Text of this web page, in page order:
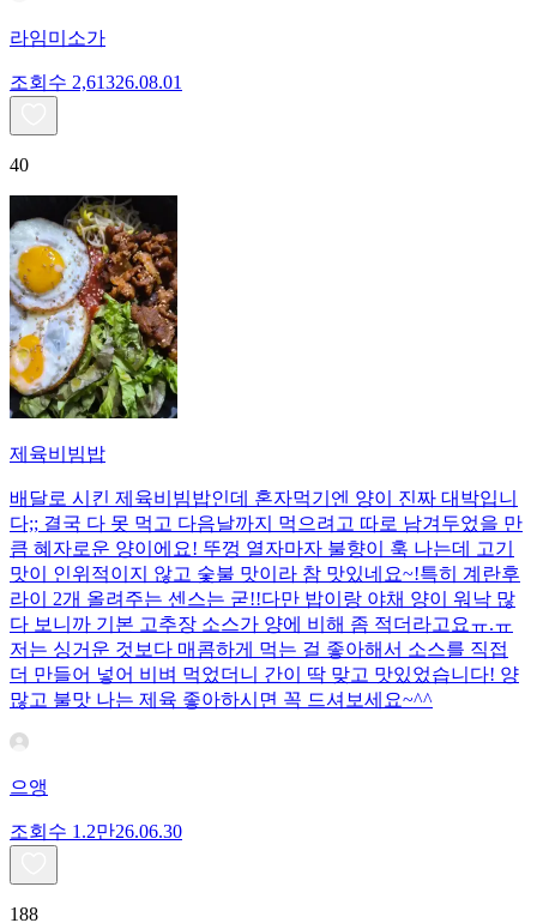
라임미소가
조회수 2,61326.08.01
40
제육비빔밥
배달로 시킨 제육비빔밥인데 혼자먹기엔 양이 진짜 대박입니
다;; 결국 다 못 먹고 다음날까지 먹으려고 따로 남겨두었을 만
큼 혜자로운 양이에요! 뚜껑 열자마자 불향이 훅 나는데 고기
맛이 인위적이지 않고 숯불 맛이라 참 맛있네요~!특히 계란후
라이 2개 올려주는 센스는 굳!! ​다만 밥이랑 야채 양이 워낙 많
다 보니까 기본 고추장 소스가 양에 비해 좀 적더라고요ㅠ.ㅠ
저는 싱거운 것보다 매콤하게 먹는 걸 좋아해서 소스를 직접
더 만들어 넣어 비벼 먹었더니 간이 딱 맞고 맛있었습니다! 양
많고 불맛 나는 제육 좋아하시면 꼭 드셔보세요~^^
으앵
조회수 1.2만26.06.30
188